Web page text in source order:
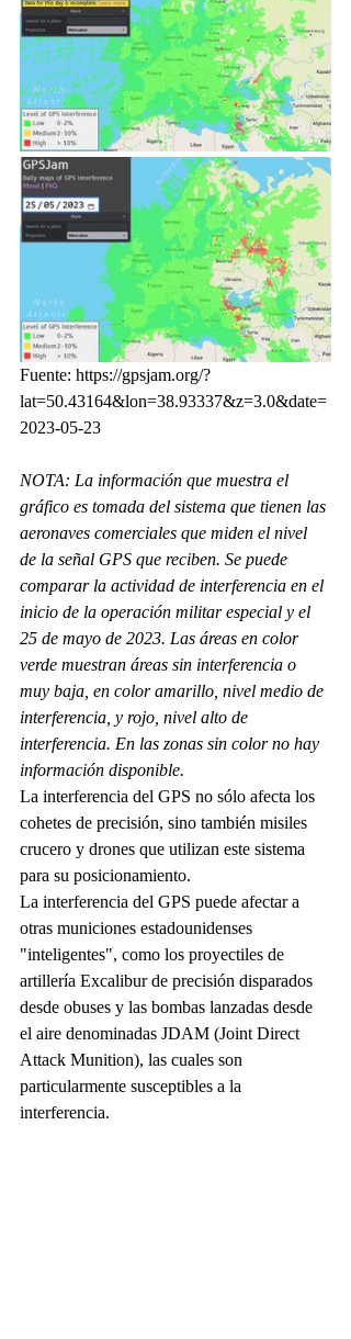
Fuente: https://gpsjam.org/?
lat=50.43164&lon=38.93337&z=3.0&date=
2023-05-23
NOTA: La información que muestra el
gráfico es tomada del sistema que tienen las
aeronaves comerciales que miden el nivel
de la señal GPS que reciben. Se puede
comparar la actividad de interferencia en el
inicio de la operación militar especial y el
25 de mayo de 2023. Las áreas en color
verde muestran áreas sin interferencia o
muy baja, en color amarillo, nivel medio de
interferencia, y rojo, nivel alto de
interferencia. En las zonas sin color no hay
información disponible.
La interferencia del GPS no sólo afecta los
cohetes de precisión, sino también misiles
crucero y drones que utilizan este sistema
para su posicionamiento.
La interferencia del GPS puede afectar a
otras municiones estadounidenses
"inteligentes", como los proyectiles de
artillería Excalibur de precisión disparados
desde obuses y las bombas lanzadas desde
el aire denominadas JDAM (Joint Direct
Attack Munition), las cuales son
particularmente susceptibles a la
interferencia.